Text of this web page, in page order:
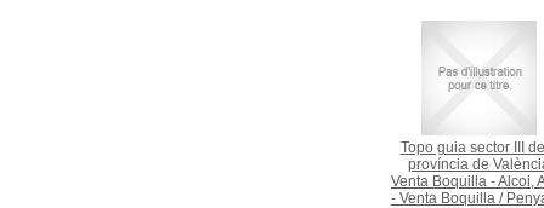
Topo guia sector III
província de
Venta Boquilla - Alcoi,
- Venta Boquilla /